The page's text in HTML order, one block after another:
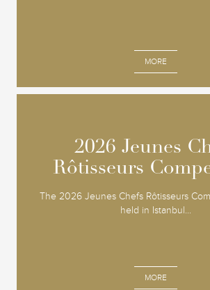
MORE
2026 Jeunes
Rôtisseurs
The 2026 Jeunes Chefs Rôtisseurs
held in Istanbul...
MORE
2026 Jeunes
Rôtisseurs